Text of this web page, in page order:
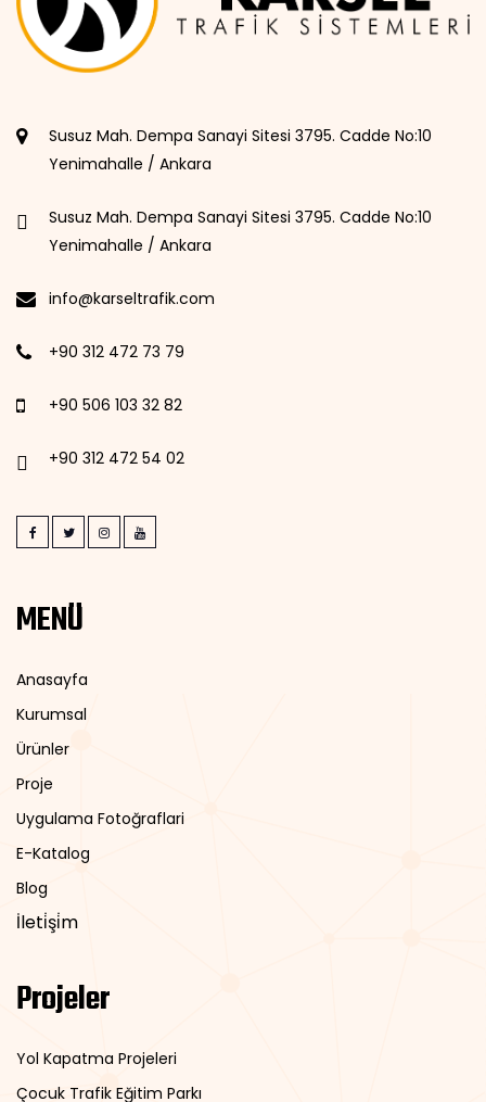
Susuz Mah. Dempa Sanayi Sitesi 3795. Cadde No:10
Yenimahalle / Ankara
Susuz Mah. Dempa Sanayi Sitesi 3795. Cadde No:10
Yenimahalle / Ankara
info@karseltrafik.com
+90 312 472 73 79
+90 506 103 32 82
+90 312 472 54 02
MENÜ
Anasayfa
Kurumsal
Ürünler
Proje
Uygulama Fotoğraflari
E-Katalog
Blog
İleti̇şi̇m
Projeler
Yol Kapatma Projeleri
Çocuk Trafik Eğitim Parkı